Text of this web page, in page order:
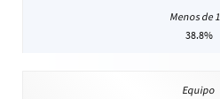
38.8%